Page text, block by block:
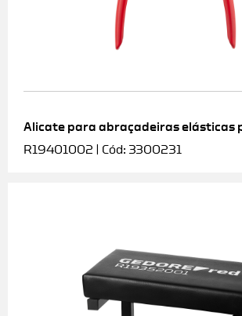
Alicate para abraçadeiras elásticas
R19401002 | Cód: 3300231